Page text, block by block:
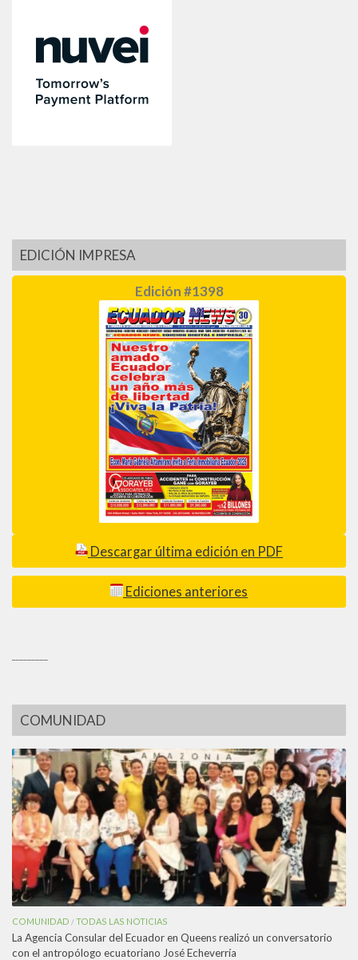
EDICIÓN IMPRESA
Edición #1398
Descargar última edición en PDF
Ediciones anteriores
COMUNIDAD
COMUNIDAD /TODAS LAS NOTICIAS
La Agencia Consular del Ecuador en Queens realizó un conversatorio
con el antropólogo ecuatoriano José Echeverría